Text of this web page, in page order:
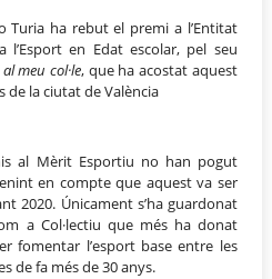
Turia ha rebut el premi a l’Entitat
en Edat escolar, pel seu
meu col·le, que ha acostat aquest
de la ciutat de València
al Mèrit Esportiu no han pogut
en compte que aquest va ser
2020. Únicament s’ha guardonat
a Col·lectiu que més ha donat
fomentar l’esport base entre les
de fa més de 30 anys.